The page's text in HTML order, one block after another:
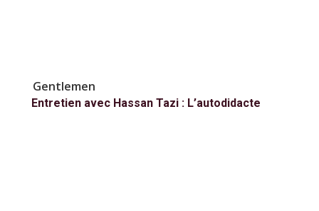
Gentlemen
Entretien avec Hassan Tazi : L’autodidacte